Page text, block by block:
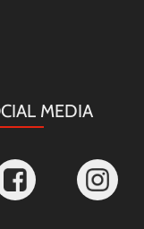
MEDIA